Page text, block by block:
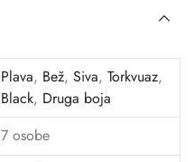
Plava, Bež, Siva, Torkvuaz,
Black, Druga boja
7 osobe